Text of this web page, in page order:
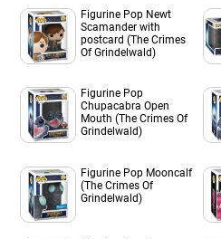
Figurine Pop Newt
Scamander with
postcard (The Crimes
Of Grindelwald)
Figurine Pop
Chupacabra Open
Mouth (The Crimes Of
Grindelwald)
Figurine Pop Mooncalf
(The Crimes Of
Grindelwald)